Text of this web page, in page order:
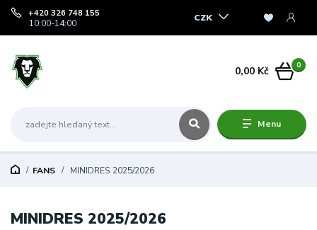
Menu
CZK
+420 326 748 155
10:00-14:00
0
0,00 Kč
FANS MINIDRES 2025/2026
MINIDRES 2025/2026